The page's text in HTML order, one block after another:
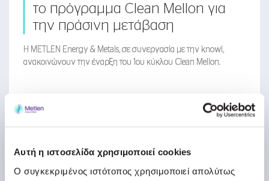
Αυτή η ιστοσελίδα χρησιμοποιεί cookies
Ο συγκεκριμένος ιστότοπος χρησιμοποιεί απολύτως
το πρόγραμμα Clean Mellon για
την πράσινη μετάβαση
Η METLEN Energy & Metals, σε συνεργασία με την knowl,
ανακοινώνουν την έναρξη του 1ου κύκλου Clean Mellon.
ΔΕΙΤΕ ΠΕΡΙΣΣΟΤΕΡΑ